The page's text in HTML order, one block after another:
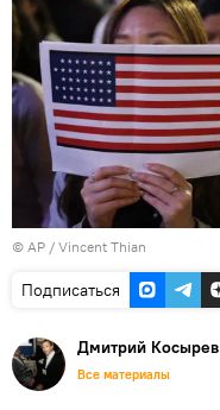
© AP / Vincent Thian
Подписаться
Дмитрий Косырев
Все материалы